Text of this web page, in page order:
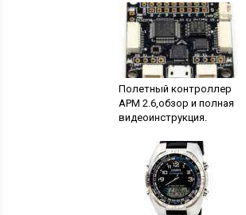
Полетный контроллер
APM 2.6,обзор и полная
видеоинструкция.